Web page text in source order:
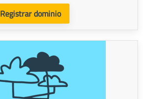
Registrar dominio